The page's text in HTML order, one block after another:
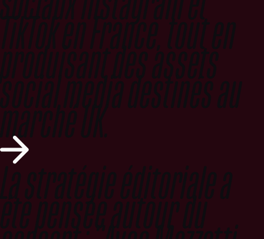
TikTok en France, tout en
produisant des assets
social media destinés au
marché UK.
La stratégie éditoriale a
été pensée autour du